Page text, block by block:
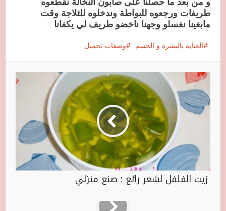
طريفات ورجعوه للبواطة وندخلوه للثلاجة وقت
مابغينا نغسلو وجهنا ناخضو طريف لي يكفانا
العناية بالبشرة و الجسم وصفات تجميل
زيت الفلفل لشعر رائع : صنع منزلي